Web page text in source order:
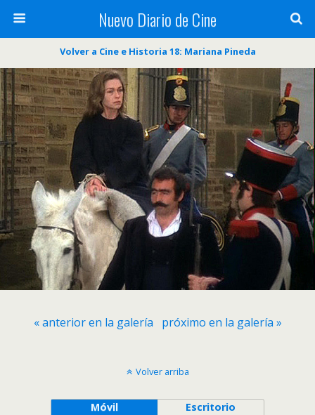
Nuevo Diario de Cine
Volver a Cine e Historia 18: Mariana Pineda
« anterior en la galería próximo en la galería »
Volver arriba
Móvil Escritorio